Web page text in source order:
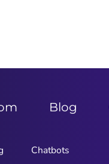
Blog
Chatbots